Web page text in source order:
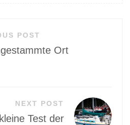
POST
Ort
NEXT POST
Test der